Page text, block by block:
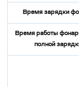
Время зарядки
Время работы
полной